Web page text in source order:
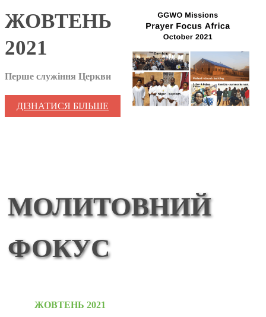
ЖОВТЕНЬ
2021
Перше служіння Церкви
ДІЗНАТИСЯ БІЛЬШЕ
МОЛИТОВНИЙ
ФОКУС
ЖОВТЕНЬ 2021